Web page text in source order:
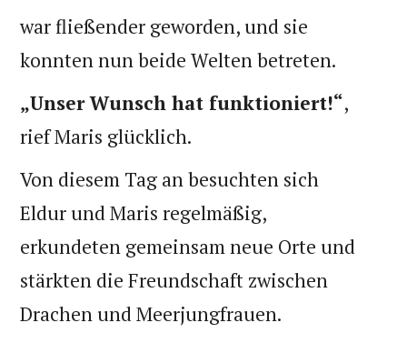
war fließender geworden, und sie
konnten nun beide Welten betreten.
„Unser Wunsch hat funktioniert!“,
rief Maris glücklich.
Von diesem Tag an besuchten sich
Eldur und Maris regelmäßig,
erkundeten gemeinsam neue Orte und
stärkten die Freundschaft zwischen
Drachen und Meerjungfrauen.